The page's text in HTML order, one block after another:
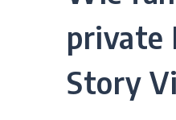
private
Story